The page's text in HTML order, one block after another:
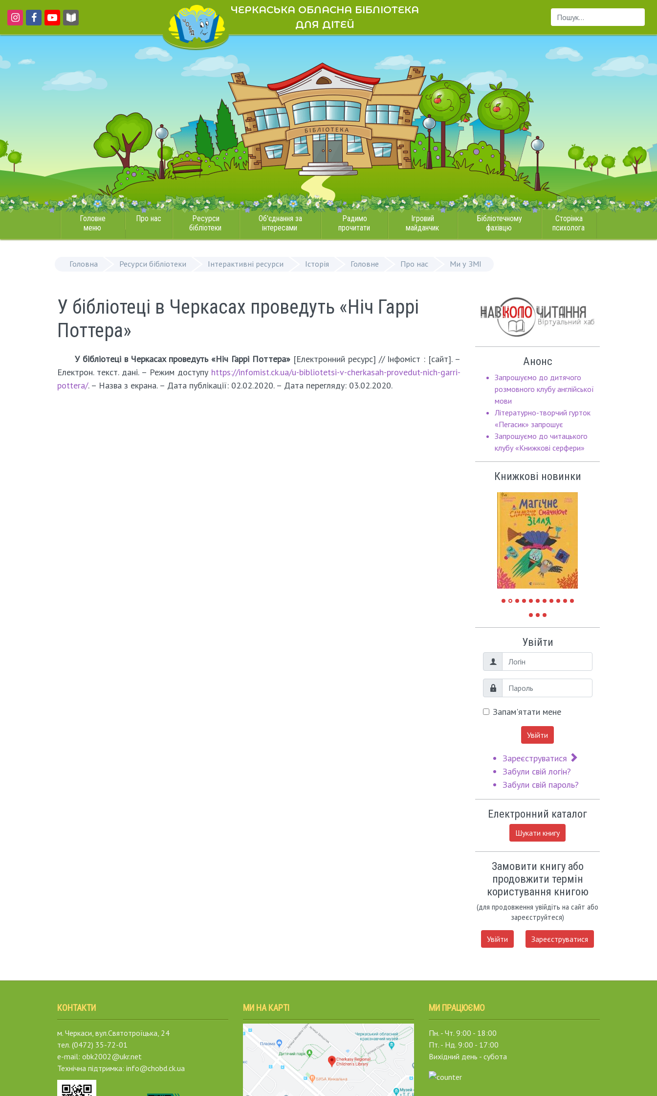
ЧЕРКАСЬКА ОБЛАСНА БІБЛІОТЕКА
ДЛЯ ДІТЕЙ
Пошук...
Головне
меню
Про нас
Ресурси
бібліотеки
Об'єднання за
інтересами
Радимо
прочитати
Ігровий
майданчик
Бібліотечному
фахівцю
Сторінка
психолога
Головна Ресурси бібліотеки Інтерактивні ресурси Історія Головне Про нас Ми у ЗМІ
У бібліотеці в Черкасах проведуть «Ніч Гаррі
Поттера»
У бібліотеці в Черкасах проведуть «Ніч Гаррі Поттера» [Електронний ресурс] // Інфоміст : [сайт]. –
Електрон. текст. дані. – Режим доступу https://infomist.ck.ua/u-bibliotetsi-v-cherkasah-provedut-nich-garri-
pottera/. – Назва з екрана. – Дата публікації: 02.02.2020. – Дата перегляду: 03.02.2020.
Анонс
Запрошуємо до дитячого
розмовного клубу англійської
мови
Літературно-творчий гурток
«Пегасик» запрошує
Запрошуємо до читацького
клубу «Книжкові серфери»
Книжкові новинки
Увійти
Логін
Пароль
Запам'ятати мене
Увійти
Зареєструватися
Забули свій логін?
Забули свій пароль?
Електронний каталог
Шукати книгу
Замовити книгу або
продовжити термін
користування книгою
(для продовження увійдіть на сайт або
зареєструйтеся)
Увійти Зареєструватися
КОНТАКТИ
м. Черкаси, вул.Святотроїцька, 24
тел. (0472) 35-72-01
e-mail: obk2002@ukr.net
Технічна підтримка: info@chobd.ck.ua
МИ НА КАРТІ МИ ПРАЦЮЄМО
Пн. - Чт. 9:00 - 18:00
Пт. - Нд. 9:00 - 17:00
Вихідний день - субота